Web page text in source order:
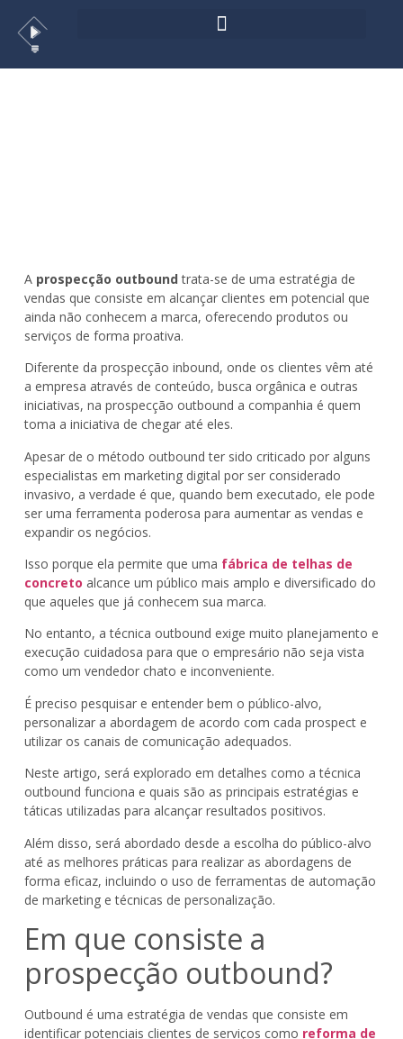
A prospecção outbound trata-se de uma estratégia de
vendas que consiste em alcançar clientes em potencial que
ainda não conhecem a marca, oferecendo produtos ou
serviços de forma proativa.
Diferente da prospecção inbound, onde os clientes vêm até
a empresa através de conteúdo, busca orgânica e outras
iniciativas, na prospecção outbound a companhia é quem
toma a iniciativa de chegar até eles.
Apesar de o método outbound ter sido criticado por alguns
especialistas em marketing digital por ser considerado
invasivo, a verdade é que, quando bem executado, ele pode
ser uma ferramenta poderosa para aumentar as vendas e
expandir os negócios.
Isso porque ela permite que uma fábrica de telhas de
concreto alcance um público mais amplo e diversificado do
que aqueles que já conhecem sua marca.
No entanto, a técnica outbound exige muito planejamento e
execução cuidadosa para que o empresário não seja vista
como um vendedor chato e inconveniente.
É preciso pesquisar e entender bem o público-alvo,
personalizar a abordagem de acordo com cada prospect e
utilizar os canais de comunicação adequados.
Neste artigo, será explorado em detalhes como a técnica
outbound funciona e quais são as principais estratégias e
táticas utilizadas para alcançar resultados positivos.
Além disso, será abordado desde a escolha do público-alvo
até as melhores práticas para realizar as abordagens de
forma eficaz, incluindo o uso de ferramentas de automação
de marketing e técnicas de personalização.
Em que consiste a
prospecção outbound?
Outbound é uma estratégia de vendas que consiste em
identificar potenciais clientes de serviços como reforma de